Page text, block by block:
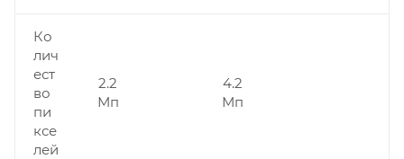
Ко
лич
ест
во
пи
ксе
лей
2.2
Мп
4.2
Мп